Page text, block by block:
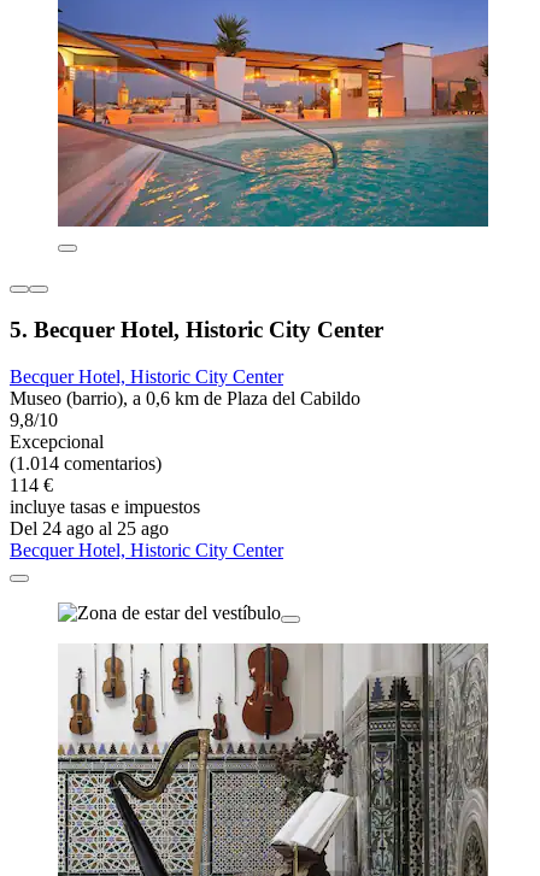
5. Becquer Hotel, Historic City Center
Becquer Hotel, Historic City Center
Museo (barrio), a 0,6 km de Plaza del Cabildo
9,8/10
Excepcional
(1.014 comentarios)
114 €
incluye tasas e impuestos
Del 24 ago al 25 ago
Becquer Hotel, Historic City Center